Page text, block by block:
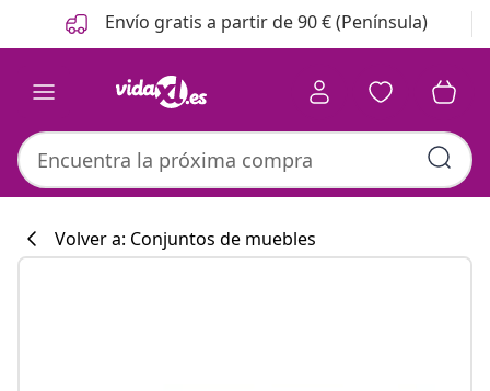
Anterior
Siguiente Envío gratis a partir de 90 € (Península)
Volver a: Conjuntos de muebles